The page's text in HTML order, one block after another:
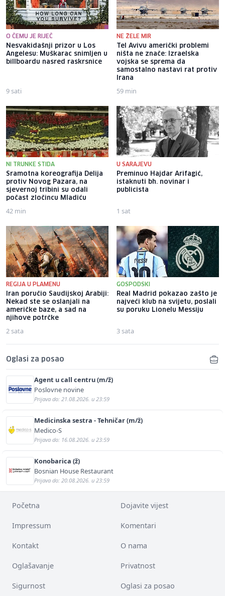
O ČEMU JE RIJEČ
Nesvakidašnji prizor u Los
Angelesu: Muškarac snimljen u
billboardu nasred raskrsnice
9 sati
NE ŽELE MIR
Tel Avivu američki problemi
ništa ne znače: Izraelska
vojska se sprema da
samostalno nastavi rat protiv
Irana
59 min
NI TRUNKE STIDA
Sramotna koreografija Delija
protiv Novog Pazara, na
sjevernoj tribini su odali
počast zločincu Mladiću
42 min
U SARAJEVU
Preminuo Hajdar Arifagić,
istaknuti bh. novinar i
publicista
1 sat
REGIJA U PLAMENU
Iran poručio Saudijskoj Arabiji:
Nekad ste se oslanjali na
američke baze, a sad na
njihove potrčke
2 sata
GOSPODSKI
Real Madrid pokazao zašto je
najveći klub na svijetu, poslali
su poruku Lionelu Messiju
3 sata
Oglasi za posao
Agent u call centru (m/ž)
Poslovne novine
Prijava do: 21.08.2026. u 23:59
Medicinska sestra - Tehničar (m/ž)
Medico-S
Prijava do: 16.08.2026. u 23:59
Konobarica (ž)
Bosnian House Restaurant
Prijava do: 20.08.2026. u 23:59
Početna Dojavite vijest
Impressum Komentari
Kontakt O nama
Oglašavanje Privatnost
Sigurnost Oglasi za posao